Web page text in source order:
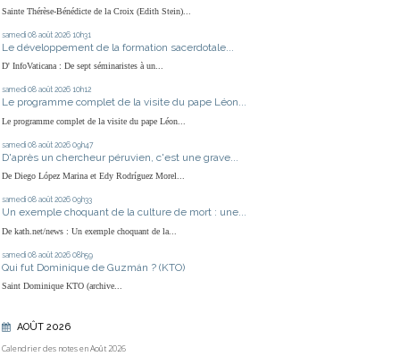
Sainte Thérèse-Bénédicte de la Croix (Edith Stein)...
samedi 08 août 2026 10h31
Le développement de la formation sacerdotale...
D' InfoVaticana : De sept séminaristes à un...
samedi 08 août 2026 10h12
Le programme complet de la visite du pape Léon...
Le programme complet de la visite du pape Léon...
samedi 08 août 2026 09h47
D'après un chercheur péruvien, c'est une grave...
De Diego López Marina et Edy Rodríguez Morel...
samedi 08 août 2026 09h33
Un exemple choquant de la culture de mort : une...
De kath.net/news : Un exemple choquant de la...
samedi 08 août 2026 08h59
Qui fut Dominique de Guzmán ? (KTO)
Saint Dominique KTO (archive...
AOÛT 2026
Calendrier des notes en Août 2026